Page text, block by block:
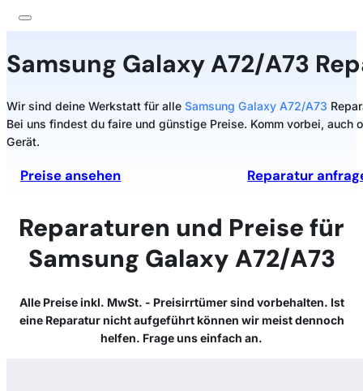
Samsung Galaxy A72/A73
Wir sind deine Werkstatt für alle Samsung Galaxy A72/A73
Bei uns findest du faire und günstige Preise. Komm vorbei, auch
Gerät.
Preise ansehen Reparatur
Reparaturen und Preise für
Samsung Galaxy A72/A73
Alle Preise inkl. MwSt. - Preisirrtümer sind vorbehalten. Ist
eine Reparatur nicht aufgeführt können wir meist dennoch
helfen. Frage uns einfach an.